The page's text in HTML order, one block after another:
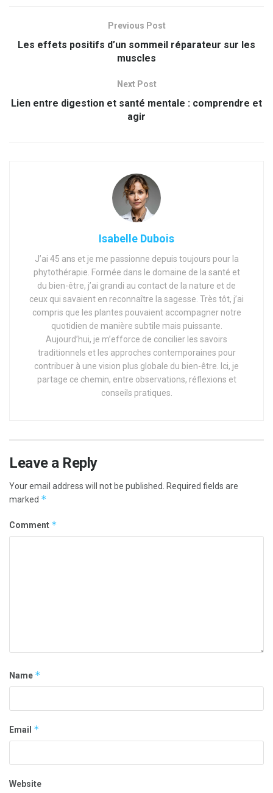
Previous Post
Les effets positifs d’un sommeil réparateur sur les
muscles
Next Post
Lien entre digestion et santé mentale : comprendre et
agir
Isabelle Dubois
J’ai 45 ans et je me passionne depuis toujours pour la
phytothérapie. Formée dans le domaine de la santé et
du bien-être, j’ai grandi au contact de la nature et de
ceux qui savaient en reconnaître la sagesse. Très tôt, j’ai
compris que les plantes pouvaient accompagner notre
quotidien de manière subtile mais puissante.
Aujourd’hui, je m’efforce de concilier les savoirs
traditionnels et les approches contemporaines pour
contribuer à une vision plus globale du bien-être. Ici, je
partage ce chemin, entre observations, réflexions et
conseils pratiques.
Leave a Reply
Your email address will not be published. Required fields are
marked *
Comment *
Name *
Email *
Website